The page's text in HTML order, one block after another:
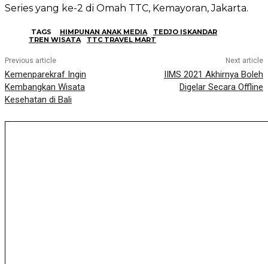
Series yang ke-2 di Omah TTC, Kemayoran, Jakarta.
TAGS HIMPUNAN ANAK MEDIA
TEDJO ISKANDAR
TREN WISATA
TTC TRAVEL MART
Previous article
Kemenparekraf Ingin
Kembangkan Wisata
Kesehatan di Bali
Next article
IIMS 2021 Akhirnya Boleh
Digelar Secara Offline